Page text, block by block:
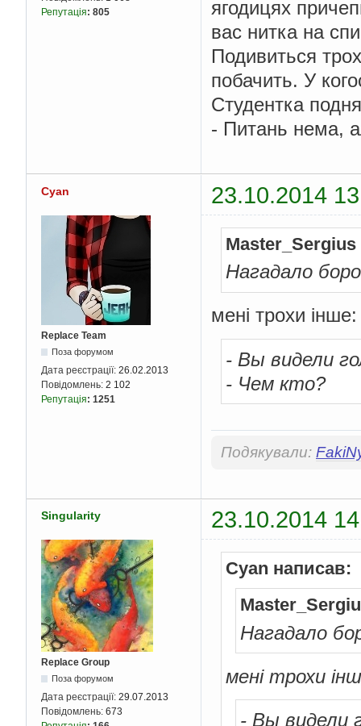
Репутація: 805
ягодицях
вас нитка на
Подивиться
побачить. У
Студентка
- Питань нема,
Cyan 23.10.2014
Replace Team
Поза форумом
Дата реєстрації: 26.02.2013
Повідомлень: 2 102
Репутація: 1251
Нагадало
мені трохи інше:
- Вы видели
- Чем кто?
Подякували:
Singularity 23.10.2014
Replace Group
Поза форумом
Дата реєстрації: 29.07.2013
Повідомлень: 673
Cyan написав:
Нагадало
мені трохи
- Вы видели